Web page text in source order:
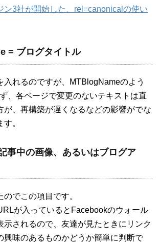
ン3社が開始した、rel=canonicalの使い
= ブログタイトル
入れるのですが、MTBlogNameのよう
、各ページで変更のないテキストは直
が、再構築が遅くなるなどの影響がでな
。
事中の画像、あるいはブログア
でこの項目です。
が入っているとFacebookのウォール
示されるので、友達が見たときにリンク
興味のあるものかどうか簡単に判断で